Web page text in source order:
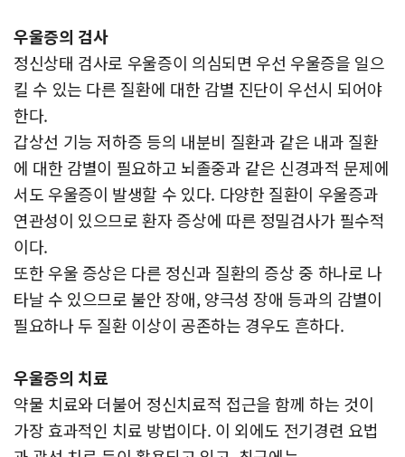
우울증의 검사
정신상태 검사로 우울증이 의심되면 우선 우울증을 일으
킬 수 있는 다른 질환에 대한 감별 진단이 우선시 되어야
한다.
갑상선 기능 저하증 등의 내분비 질환과 같은 내과 질환
에 대한 감별이 필요하고 뇌졸중과 같은 신경과적 문제에
서도 우울증이 발생할 수 있다. 다양한 질환이 우울증과
연관성이 있으므로 환자 증상에 따른 정밀검사가 필수적
이다.
또한 우울 증상은 다른 정신과 질환의 증상 중 하나로 나
타날 수 있으므로 불안 장애, 양극성 장애 등과의 감별이
필요하나 두 질환 이상이 공존하는 경우도 흔하다.
우울증의 치료
약물 치료와 더불어 정신치료적 접근을 함께 하는 것이
가장 효과적인 치료 방법이다. 이 외에도 전기경련 요법